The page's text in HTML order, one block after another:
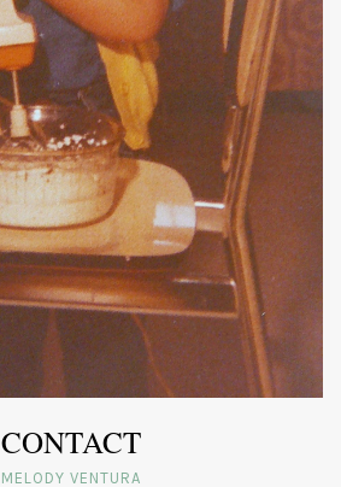
CONTACT
MELODY VENTURA